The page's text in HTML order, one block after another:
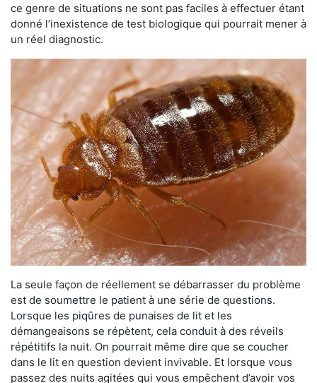
ce genre de situations ne sont pas faciles à effectuer étant
donné l’inexistence de test biologique qui pourrait mener à
un réel diagnostic.
La seule façon de réellement se débarrasser du problème
est de soumettre le patient à une série de questions.
Lorsque les piqûres de punaises de lit et les
démangeaisons se répètent, cela conduit à des réveils
répétitifs la nuit. On pourrait même dire que se coucher
dans le lit en question devient invivable. Et lorsque vous
passez des nuits agitées qui vous empêchent d’avoir vos